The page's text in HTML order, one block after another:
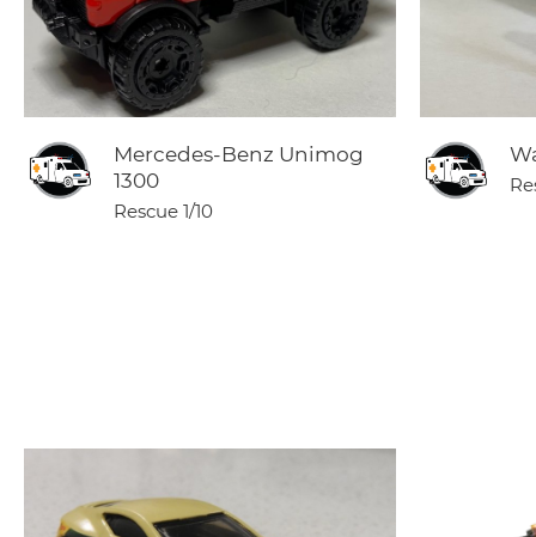
Mercedes-Benz Unimog
1300
Rescue 1/10